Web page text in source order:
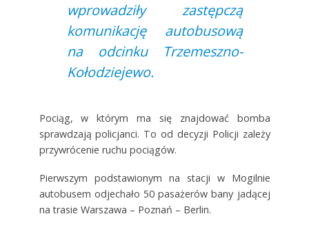
wprowadziły zastępczą
komunikację autobusową
na odcinku Trzemeszno-
Kołodziejewo.
Pociąg, w którym ma się znajdować bomba
sprawdzają policjanci. To od decyzji Policji zależy
przywrócenie ruchu pociągów.
Pierwszym podstawionym na stacji w Mogilnie
autobusem odjechało 50 pasażerów bany jadącej
na trasie Warszawa – Poznań – Berlin.